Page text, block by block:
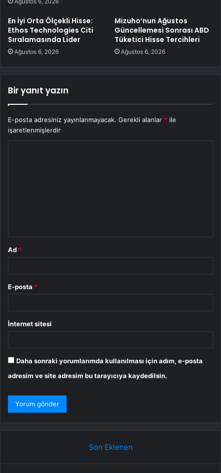
En İyi Orta Ölçekli Hisse:
Ethos Technologies Citi
Sıralamasında Lider
Ağustos 6, 2026
Mizuho’nun Ağustos
Güncellemesi Sonrası ABD
Tüketici Hisse Tercihleri
Ağustos 6, 2026
Bir yanıt yazın
E-posta adresiniz yayınlanmayacak. Gerekli alanlar * ile
işaretlenmişlerdir
Ad *
E-posta *
İnternet sitesi
Daha sonraki yorumlarımda kullanılması için adım, e-posta
adresim ve site adresim bu tarayıcıya kaydedilsin.
Son Eklenen